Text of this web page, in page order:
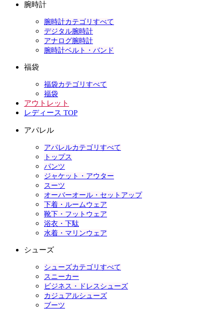
腕時計
腕時計カテゴリすべて
デジタル腕時計
アナログ腕時計
腕時計ベルト・バンド
福袋
福袋カテゴリすべて
福袋
アウトレット
レディース TOP
アパレル
アパレルカテゴリすべて
トップス
パンツ
ジャケット・アウター
スーツ
オーバーオール・セットアップ
下着・ルームウェア
靴下・フットウェア
浴衣・下駄
水着・マリンウェア
シューズ
シューズカテゴリすべて
スニーカー
ビジネス・ドレスシューズ
カジュアルシューズ
ブーツ